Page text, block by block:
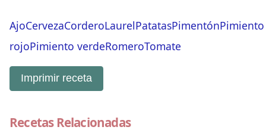
AjoCervezaCorderoLaurelPatatasPimentónPimiento
rojoPimiento verdeRomeroTomate
Imprimir receta
Recetas Relacionadas